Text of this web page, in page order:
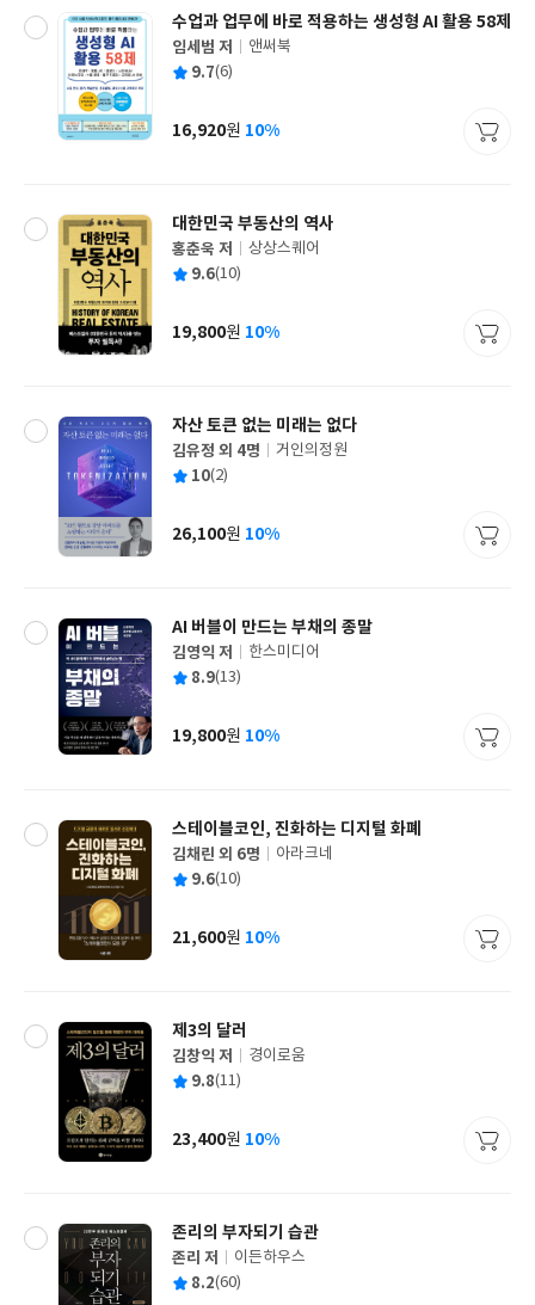
수업과 업무에 바로 적용하는 생성형 AI 활용 58제
글
쓴
임세범 저
출
사
앤써북
평 9.7(6)
가
16,920원 10%
대한민국 부동산의 역사
글
쓴
홍춘욱 저
출
사
상상스퀘어
평 9.6(10)
가
19,800원 10%
자산 토큰 없는 미래는 없다
글
쓴
김유정 외 4명
출
사
거인의정원
평 10(2)
가
26,100원 10%
AI 버블이 만드는 부채의 종말
글
쓴
김영익 저
출
사
한스미디어
평 8.9(13)
가
19,800원 10%
스테이블코인, 진화하는 디지털 화폐
글
쓴
김채린 외 6명
출
사
아라크네
평 9.6(10)
가
21,600원 10%
제3의 달러
글
쓴
김창익 저
출
사
경이로움
평 9.8(11)
가
23,400원 10%
존리의 부자되기 습관
글
쓴
존리 저
출
이든하우스
평 8.2(60)